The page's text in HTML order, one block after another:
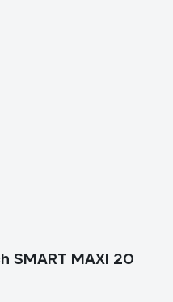
SMART MAXI 20